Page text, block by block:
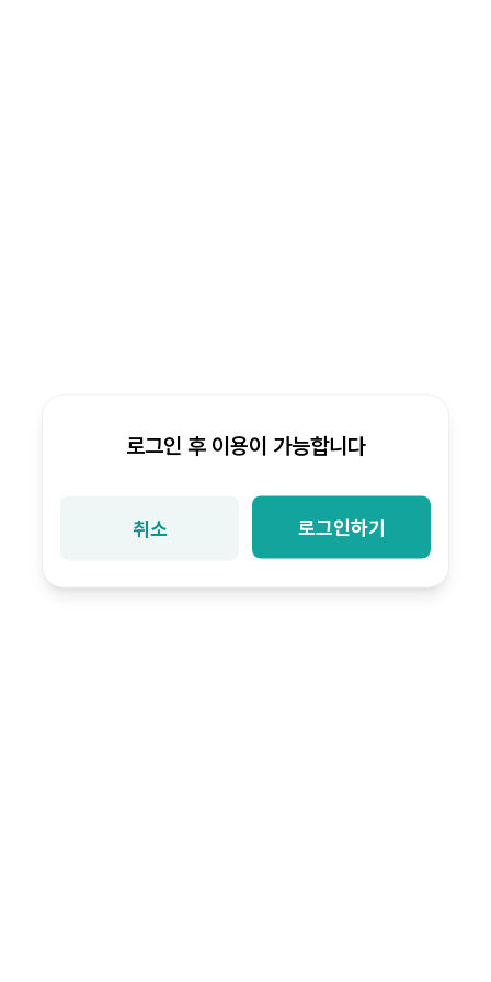
로그인 후 이용이 가능합니다
취소 로그인하기